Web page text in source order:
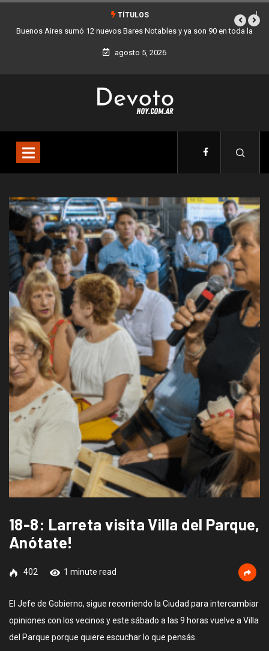
TÍTULOS
12 nuevos Bares Notables y ya son 90 en toda la
Los stands móviles
agosto 5, 2026
18-8: Larreta visita Villa del Parque,
Anótate!
402 1 minute read
El Jefe de Gobierno, sigue recorriendo la Ciudad para intercambiar
opiniones con los vecinos y este sábado a las 9 horas vuelve a Villa
del Parque porque quiere escuchar lo que pensás.